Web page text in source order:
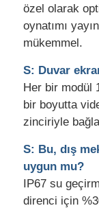
özel olarak
oynatımı
mükemmel.
S: Duvar
Her bir modül
bir boyutta
zinciriyle
S: Bu, dış
uygun mu?
IP67 su
direnci için